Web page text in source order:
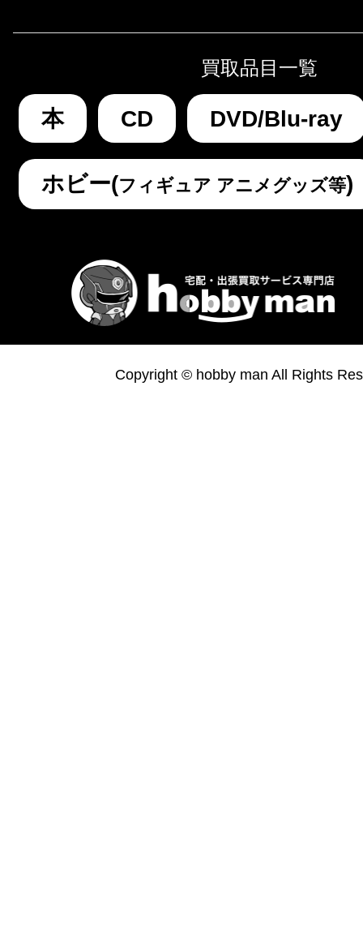
買取品目一覧
本 CD DVD/Blu-ray
ホビー(フィギュア アニメグッズ等)
Copyright © hobby man All Rights